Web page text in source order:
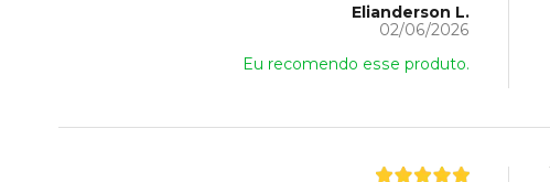
Elianderson L.
02/06/2026
Eu recomendo esse produto.